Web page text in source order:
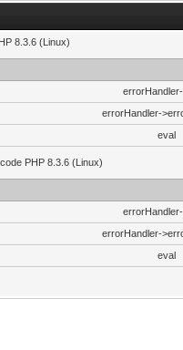
8.3.6 (Linux)
errorHandler-
eval
PHP 8.3.6 (Linux)
errorHandler-
eval